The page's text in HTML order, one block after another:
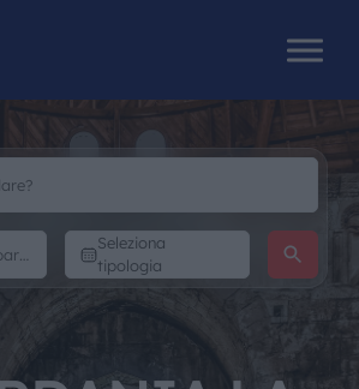
Seleziona
tipologia
CHI SIAMO